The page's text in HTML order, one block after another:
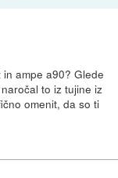
ampe a90? Glede
to iz tujine iz
omenit, da so ti